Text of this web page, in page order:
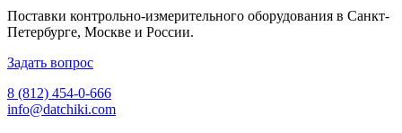
Поставки контрольно-измерительного оборудования в Санкт-
Петербурге, Москве и России.
Задать вопрос
8 (812) 454-0-666
info@datchiki.com